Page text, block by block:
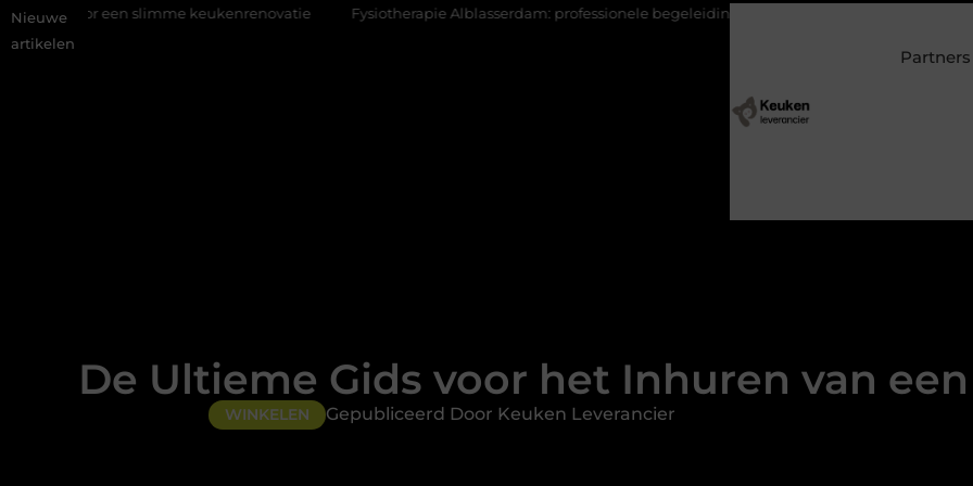
Nieuwe
artikelen
slimme keukenrenovatie Fysiotherapie Alblasserdam: professionele begeleiding bij pijn en herstel
Partners
De Ultieme Gids voor het Inhuren van
WINKELEN Gepubliceerd Door Keuken Leverancier